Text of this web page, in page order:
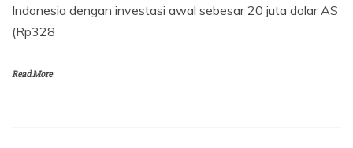
Indonesia dengan investasi awal sebesar 20 juta dolar AS
(Rp328
Read More